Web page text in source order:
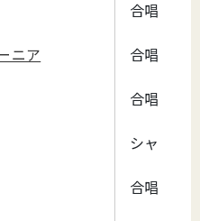
合唱
ニア 合唱
合唱
シャンソ
合唱練習